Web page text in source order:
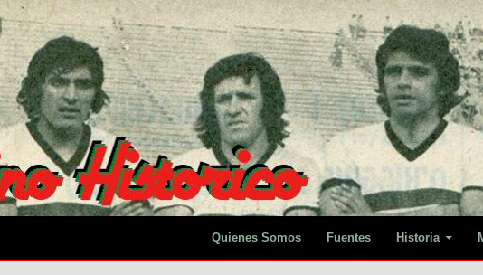
Quienes Somos Fuentes Historia